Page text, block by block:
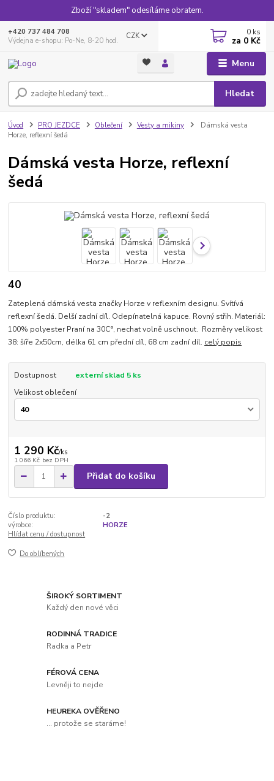
Zboží "skladem" odesíláme obratem.
Menu
CZK
Hledat
+420 737 484 708
Výdejna e-shopu: Po-Ne, 8-20 hod.
0 ks
za 0 Kč
Úvod PRO JEZDCE Oblečení Vesty a mikiny
Dámská vesta
Horze, reflexní šedá
Dámská vesta Horze, reflexní
šedá
40
Zateplená dámská vesta značky Horze v reflexním designu. Svítívá
reflexní šedá. Delší zadní díl. Odepínatelná kapuce. Rovný střih. Materiál:
100% polyester Praní na 30C°, nechat volně uschnout. Rozměry velikost
38: šíře 2x50cm, délka 61 cm přední díl, 68 cm zadní díl. celý popis
Dostupnost
externí sklad 5 ks
Velikost oblečení
1 290 Kč/ks
1 066 Kč bez DPH
Přidat do košíku
Číslo produktu:
-2
výrobce:
HORZE
Hlídat cenu / dostupnost
Do oblíbených
ŠIROKÝ SORTIMENT
Každý den nové věci
RODINNÁ TRADICE
Radka a Petr
FÉROVÁ CENA
Levněji to nejde
HEUREKA OVĚŘENO
... protože se staráme!